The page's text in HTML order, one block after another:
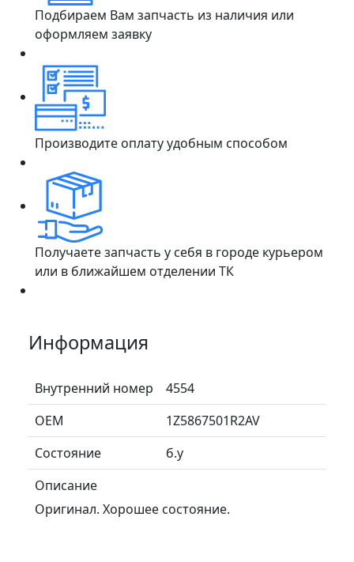
Подбираем Вам запчасть из наличия или
оформляем заявку
Производите оплату удобным способом
Получаете запчасть у себя в городе курьером
или в ближайшем отделении ТК
Информация
Внутренний номер
4554
ОЕМ
1Z5867501R2AV
Состояние
б.у
Описание
Оригинал. Хорошее состояние.